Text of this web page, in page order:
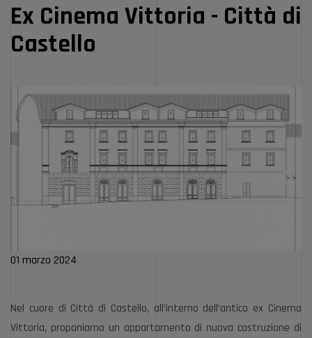
Ex Cinema Vittoria - Città di
Castello
01 marzo 2024
Nel cuore di Città di Castello, all’interno dell’antico ex Cinema
Vittoria, proponiamo un appartamento di nuova costruzione di